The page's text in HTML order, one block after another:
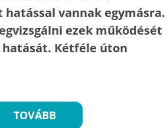
hatással vannak egymásra.
ezek működését
hatását. Kétféle úton
TOVÁBB